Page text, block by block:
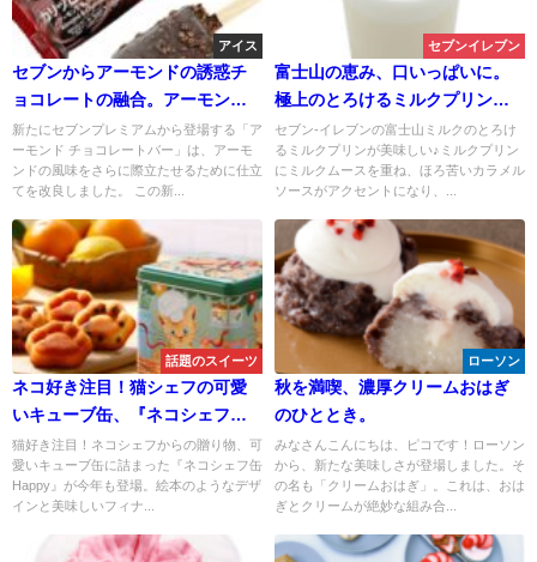
アイス
セブンからアーモンドの誘惑チ
ョコレートの融合。アーモン
ド チョコレートバー
新たにセブンプレミアムから登場する「ア
ーモンド チョコレートバー」は、アーモ
ンドの風味をさらに際立たせるために仕立
てを改良しました。 この新...
セブンイレブン
富士山の恵み、口いっぱいに。
極上のとろけるミルクプリンが
セブンイレブンから新登場！
セブン-イレブンの富士山ミルクのとろけ
るミルクプリンが美味しい♪ミルクプリン
にミルクムースを重ね、ほろ苦いカラメル
ソースがアクセントになり、...
話題のスイーツ
ネコ好き注目！猫シェフの可愛
いキューブ缶、『ネコシェフ缶
Happy』が今年も限定発売！
猫好き注目！ネコシェフからの贈り物、可
愛いキューブ缶に詰まった『ネコシェフ缶
Happy』が今年も登場。絵本のようなデザ
インと美味しいフィナ...
ローソン
秋を満喫、濃厚クリームおはぎ
のひととき。
みなさんこんにちは、ピコです！ローソン
から、新たな美味しさが登場しました。そ
の名も「クリームおはぎ」。これは、おは
ぎとクリームが絶妙な組み合...